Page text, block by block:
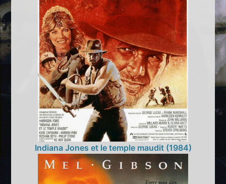
Indiana Jones et le temple maudit (1984)